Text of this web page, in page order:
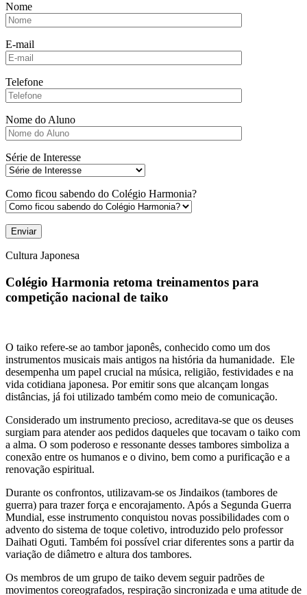
Nome
E-mail
Telefone
Nome do Aluno
Série de Interesse
Como ficou sabendo do Colégio Harmonia?
Cultura Japonesa
Colégio Harmonia retoma treinamentos para
competição nacional de taiko
O taiko refere-se ao tambor japonês, conhecido como um dos
instrumentos musicais mais antigos na história da humanidade. Ele
desempenha um papel crucial na música, religião, festividades e na
vida cotidiana japonesa. Por emitir sons que alcançam longas
distâncias, já foi utilizado também como meio de comunicação.
Considerado um instrumento precioso, acreditava-se que os deuses
surgiam para atender aos pedidos daqueles que tocavam o taiko com
a alma. O som poderoso e ressonante desses tambores simboliza a
conexão entre os humanos e o divino, bem como a purificação e a
renovação espiritual.
Durante os confrontos, utilizavam-se os Jindaikos (tambores de
guerra) para trazer força e encorajamento. Após a Segunda Guerra
Mundial, esse instrumento conquistou novas possibilidades com o
advento do sistema de toque coletivo, introduzido pelo professor
Daihati Oguti. Também foi possível criar diferentes sons a partir da
variação de diâmetro e altura dos tambores.
Os membros de um grupo de taiko devem seguir padrões de
movimentos coreografados, respiração sincronizada e uma atitude de